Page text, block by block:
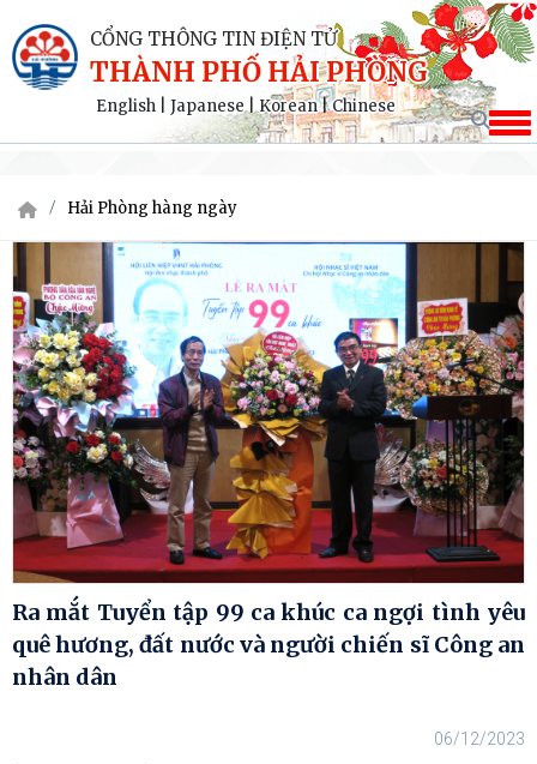
CỔNG THÔNG TIN ĐIỆN TỬ
THÀNH PHỐ HẢI PHÒNG
English Japanese|Korean|Chinese
Hải Phòng hàng ngày
Ra mắt Tuyển tập 99 ca khúc ca ngợi tình yêu
quê hương, đất nước và người chiến sĩ Công an
nhân dân
06/12/2023